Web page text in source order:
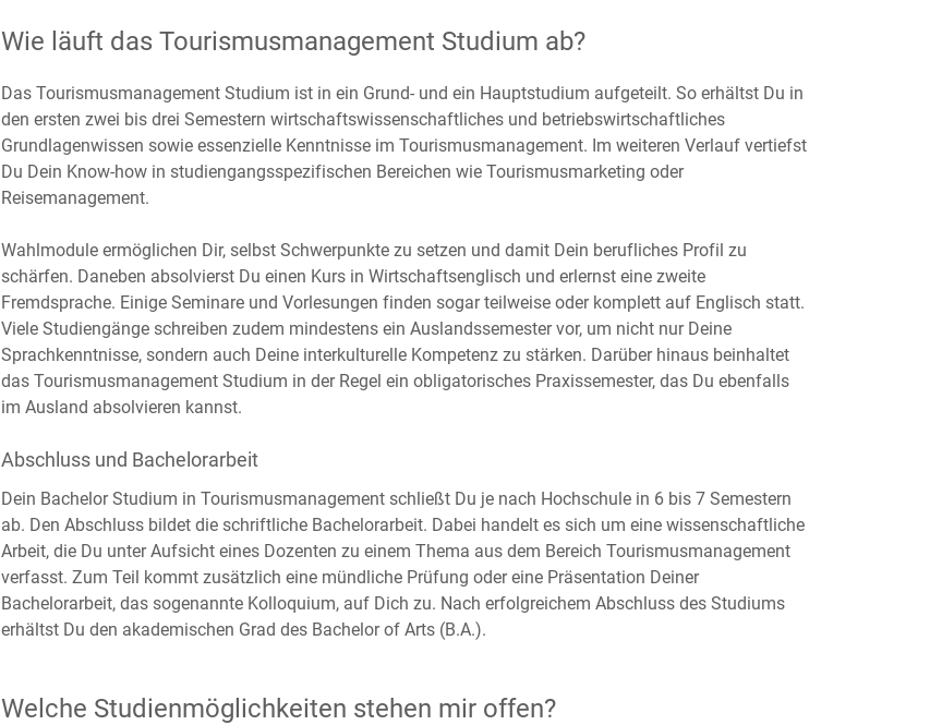
Wie läuft das Tourismusmanagement Studium ab?
Das Tourismusmanagement Studium ist in ein Grund- und ein Hauptstudium aufgeteilt. So erhältst Du in
den ersten zwei bis drei Semestern wirtschaftswissenschaftliches und betriebswirtschaftliches
Grundlagenwissen sowie essenzielle Kenntnisse im Tourismusmanagement. Im weiteren Verlauf vertiefst
Du Dein Know-how in studiengangsspezifischen Bereichen wie Tourismusmarketing oder
Reisemanagement.
Wahlmodule ermöglichen Dir, selbst Schwerpunkte zu setzen und damit Dein berufliches Profil zu
schärfen. Daneben absolvierst Du einen Kurs in Wirtschaftsenglisch und erlernst eine zweite
Fremdsprache. Einige Seminare und Vorlesungen finden sogar teilweise oder komplett auf Englisch statt.
Viele Studiengänge schreiben zudem mindestens ein Auslandssemester vor, um nicht nur Deine
Sprachkenntnisse, sondern auch Deine interkulturelle Kompetenz zu stärken. Darüber hinaus beinhaltet
das Tourismusmanagement Studium in der Regel ein obligatorisches Praxissemester, das Du ebenfalls
im Ausland absolvieren kannst.
Abschluss und Bachelorarbeit
Dein Bachelor Studium in Tourismusmanagement schließt Du je nach Hochschule in 6 bis 7 Semestern
ab. Den Abschluss bildet die schriftliche Bachelorarbeit. Dabei handelt es sich um eine wissenschaftliche
Arbeit, die Du unter Aufsicht eines Dozenten zu einem Thema aus dem Bereich Tourismusmanagement
verfasst. Zum Teil kommt zusätzlich eine mündliche Prüfung oder eine Präsentation Deiner
Bachelorarbeit, das sogenannte Kolloquium, auf Dich zu. Nach erfolgreichem Abschluss des Studiums
erhältst Du den akademischen Grad des Bachelor of Arts (B.A.).
Welche Studienmöglichkeiten stehen mir offen?